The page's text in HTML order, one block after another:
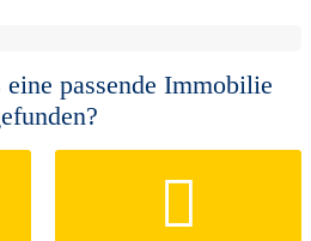
passende Immobilie